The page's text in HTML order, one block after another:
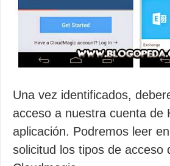
Una vez identificados,
acceso a nuestra cuenta de
aplicación. Podremos leer
solicitud los tipos de acceso